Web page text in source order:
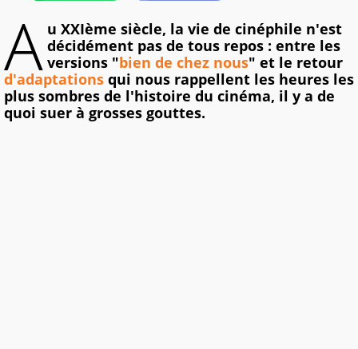
A u XXIème siècle, la vie de cinéphile n'est
décidément pas de tous repos : entre les
versions "bien de chez nous" et le retour
d'adaptations qui nous rappellent les heures les
plus sombres de l'histoire du cinéma, il y a de
quoi suer à grosses gouttes.